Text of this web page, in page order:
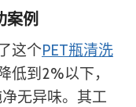
案例
这个PET瓶清洗
低到2%以下，
无异味。其工